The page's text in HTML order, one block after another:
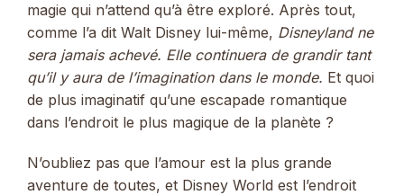
magie qui n’attend qu’à être exploré. Après tout,
comme l’a dit Walt Disney lui-même, Disneyland ne
sera jamais achevé. Elle continuera de grandir tant
qu’il y aura de l’imagination dans le monde. Et quoi
de plus imaginatif qu’une escapade romantique
dans l’endroit le plus magique de la planète ?
N’oubliez pas que l’amour est la plus grande
aventure de toutes, et Disney World est l’endroit